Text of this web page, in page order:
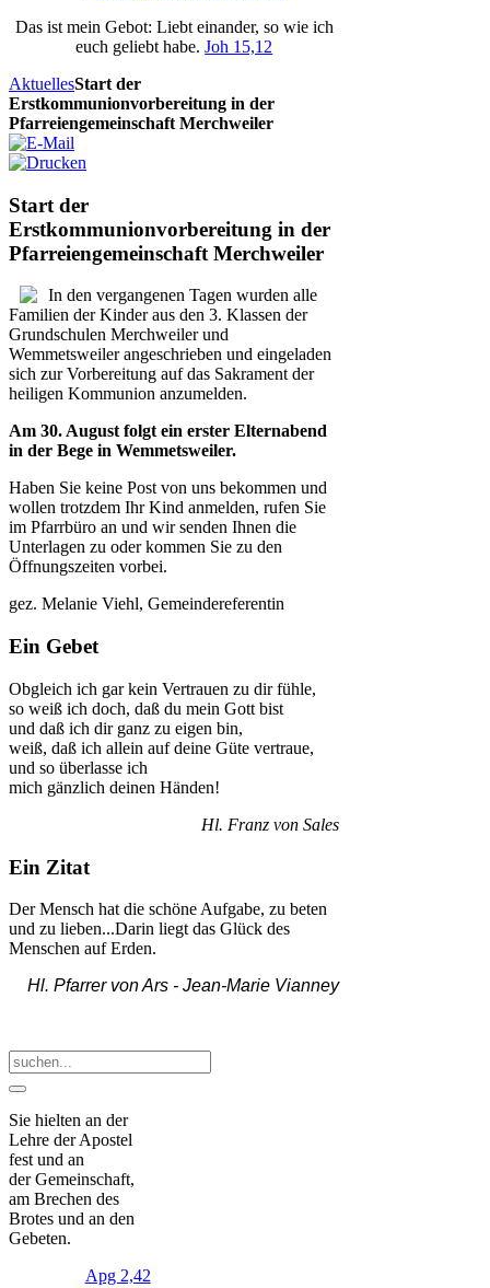
Das ist mein Gebot: Liebt einander, so wie ich
euch geliebt habe.Joh 15,12
AktuellesStart der
Erstkommunionvorbereitung in der
Pfarreiengemeinschaft Merchweiler
Start der
Erstkommunionvorbereitung in der
Pfarreiengemeinschaft Merchweiler
In den vergangenen Tagen wurden alle
Familien der Kinder aus den 3. Klassen der
Grundschulen Merchweiler und
Wemmetsweiler angeschrieben und eingeladen
sich zur Vorbereitung auf das Sakrament der
heiligen Kommunion anzumelden.
Am 30. August folgt ein erster Elternabend
in der Bege in Wemmetsweiler.
Haben Sie keine Post von uns bekommen und
wollen trotzdem Ihr Kind anmelden, rufen Sie
im Pfarrbüro an und wir senden Ihnen die
Unterlagen zu oder kommen Sie zu den
Öffnungszeiten vorbei.
gez. Melanie Viehl, Gemeindereferentin
Ein Gebet
Obgleich ich gar kein Vertrauen zu dir fühle,
so weiß ich doch, daß du mein Gott bist
und daß ich dir ganz zu eigen bin,
weiß, daß ich allein auf deine Güte vertraue,
und so überlasse ich
mich gänzlich deinen Händen!
Hl. Franz von Sales
Ein Zitat
Der Mensch hat die schöne Aufgabe, zu beten
und zu lieben...Darin liegt das Glück des
Menschen auf Erden.
Hl. Pfarrer von Ars -Jean-Marie Vianney
Sie hielten an der
Lehre der Apostel
fest und an
der Gemeinschaft,
am Brechen des
Brotes und an den
Gebeten.
Apg 2,42